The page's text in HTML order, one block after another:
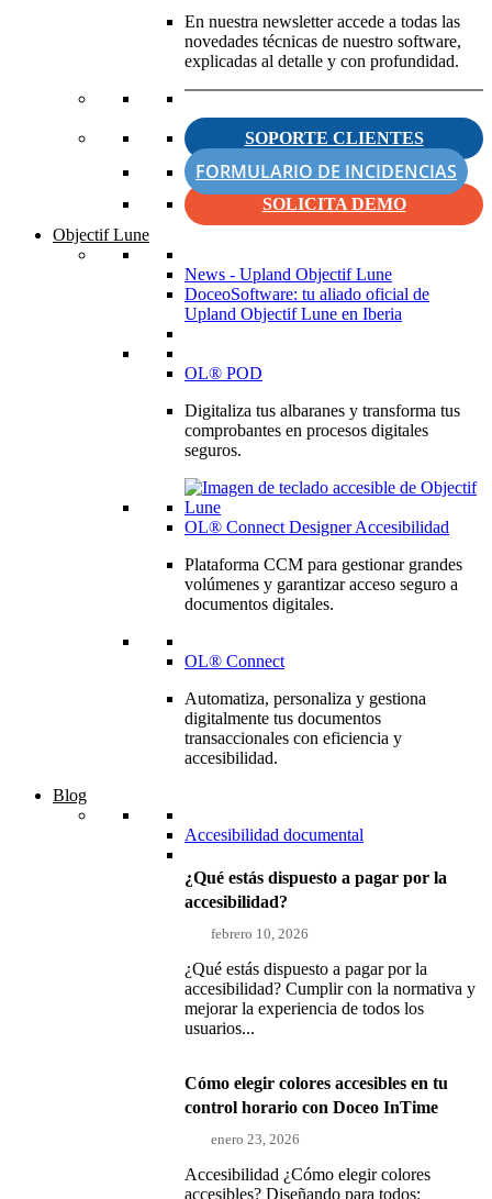
En nuestra newsletter accede a todas las
novedades técnicas de nuestro software,
explicadas al detalle y con profundidad.
SOPORTE CLIENTES
FORMULARIO DE INCIDENCIAS
SOLICITA DEMO
Objectif Lune
News - Upland Objectif Lune
DoceoSoftware: tu aliado oficial de
Upland Objectif Lune en Iberia
OL® POD
Digitaliza tus albaranes y transforma tus
comprobantes en procesos digitales
seguros.
OL® Connect Designer Accesibilidad
Plataforma CCM para gestionar grandes
volúmenes y garantizar acceso seguro a
documentos digitales.
OL® Connect
Automatiza, personaliza y gestiona
digitalmente tus documentos
transaccionales con eficiencia y
accesibilidad.
Blog
Accesibilidad documental
¿Qué estás dispuesto a pagar por la
accesibilidad?
febrero 10, 2026
¿Qué estás dispuesto a pagar por la
accesibilidad? Cumplir con la normativa y
mejorar la experiencia de todos los
usuarios...
Cómo elegir colores accesibles en tu
control horario con Doceo InTime
enero 23, 2026
Accesibilidad ¿Cómo elegir colores
accesibles? Diseñando para todos: